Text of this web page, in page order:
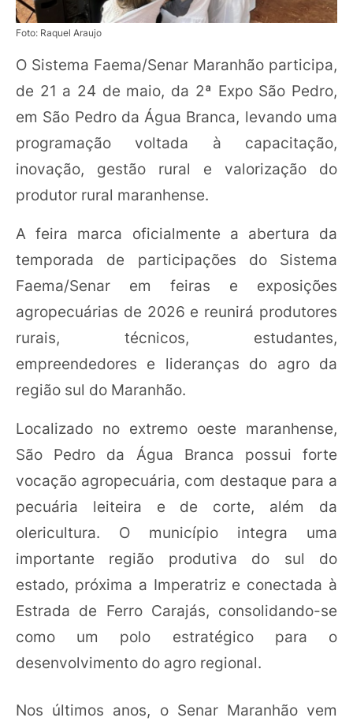
Foto: Raquel Araujo
O Sistema Faema/Senar Maranhão participa,
de 21 a 24 de maio, da 2ª Expo São Pedro,
em São Pedro da Água Branca, levando uma
programação voltada à capacitação,
inovação, gestão rural e valorização do
produtor rural maranhense.
A feira marca oficialmente a abertura da
temporada de participações do Sistema
Faema/Senar em feiras e exposições
agropecuárias de 2026 e reunirá produtores
rurais, técnicos, estudantes,
empreendedores e lideranças do agro da
região sul do Maranhão.
Localizado no extremo oeste maranhense,
São Pedro da Água Branca possui forte
vocação agropecuária, com destaque para a
pecuária leiteira e de corte, além da
olericultura. O município integra uma
importante região produtiva do sul do
estado, próxima a Imperatriz e conectada à
Estrada de Ferro Carajás, consolidando-se
como um polo estratégico para o
desenvolvimento do agro regional.
Nos últimos anos, o Senar Maranhão vem